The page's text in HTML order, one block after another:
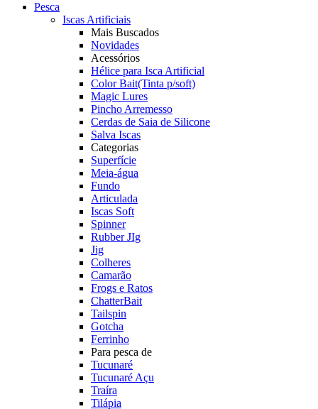
Pesca
Iscas Artificiais
Mais Buscados
Novidades
Acessórios
Hélice para Isca Artificial
Color Bait(Tinta p/soft)
Magic Lures
Pincho Arremesso
Cerdas de Saia de Silicone
Salva Iscas
Categorias
Superfície
Meia-água
Fundo
Articulada
Iscas Soft
Spinner
Rubber JIg
Jig
Colheres
Camarão
Frogs e Ratos
ChatterBait
Tailspin
Gotcha
Ferrinho
Para pesca de
Tucunaré
Tucunaré Açu
Traíra
Tilápia